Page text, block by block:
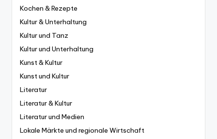
Kochen & Rezepte
Kultur & Unterhaltung
Kultur und Tanz
Kultur und Unterhaltung
Kunst & Kultur
Kunst und Kultur
Literatur
Literatur & Kultur
Literatur und Medien
Lokale Märkte und regionale Wirtschaft